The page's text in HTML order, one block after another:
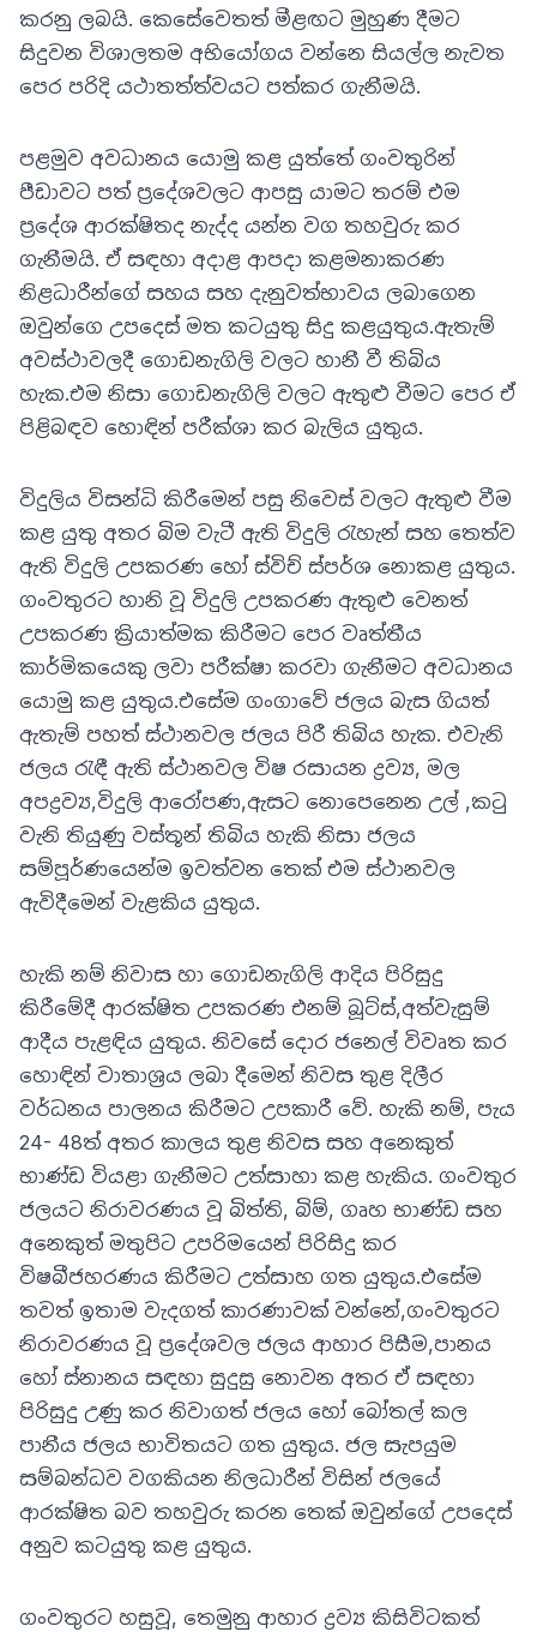
කරනු ලබයි. කෙසේවෙතත් මීළඟට මුහුණ දීමට
සිදුවන විශාලතම අභියෝගය වන්නෙ සියල්ල නැවත
පෙර පරිදි යථාතත්ත්වයට පත්කර ගැනීමයි.
පළමුව අවධානය යොමු කළ යුත්තේ ගංවතුරින්
පීඩාවට පත් ප්‍රදේශවලට ආපසු යාමට තරම් එම
ප්‍රදේශ ආරක්ෂිතද නැද්ද යන්න වග තහවුරු කර
ගැනීමයි. ඒ සඳහා අදාළ ආපදා කළමනාකරණ
නිළධාරීන්ගේ සහය සහ දැනුවත්භාවය ලබාගෙන
ඔවුන්ගෙ උපදෙස් මත කටයුතු සිදු කළයුතුය.ඇතැම්
අවස්ථාවලදී ගොඩනැගිලි වලට හානී වී තිබිය
හැක.එම නිසා ගොඩනැගිලි වලට ඇතුළු වීමට පෙර ඒ
පිළිබඳව හොඳින් පරීක්ශා කර බැලිය යුතුය.
විදුලිය විසන්ධි කිරීමෙන් පසු නිවෙස් වලට ඇතුළු වීම
කළ යුතු අතර බිම වැටී ඇති විදුලි රැහැන් සහ තෙත්ව
ඇති විදුලි උපකරණ හෝ ස්විච් ස්පර්ශ නොකළ යුතුය.
ගංවතුරට හානි වූ විදුලි උපකරණ ඇතුළු වෙනත්
උපකරණ ක්‍රියාත්මක කිරීමට පෙර වෘත්තීය
කාර්මිකයෙකු ලවා පරීක්ෂා කරවා ගැනීමට අවධානය
යොමු කළ යුතුය.එසේම ගංගාවේ ජලය බැස ගියත්
ඇතැම් පහත් ස්ථානවල ජලය පිරී තිබිය හැක. එවැනි
ජලය රැඳී ඇති ස්ථානවල විෂ රසායන ද්‍රව්‍ය, මල
අපද්‍රව්‍ය,විදුලි ආරෝපණ,ඇසට නොපෙනෙන උල් ,කටු
වැනි තියුණු වස්තූන් තිබිය හැකි නිසා ජලය
සම්පූර්ණයෙන්ම ඉවත්වන තෙක් එම ස්ථානවල
ඇවිදීමෙන් වැළකිය යුතුය.
හැකි නම් නිවාස හා ගොඩනැගිලි ආදිය පිරිසුදු
කිරීමේදී ආරක්ෂිත උපකරණ එනම් බූට්ස්,අත්වැසුම්
ආදීය පැළඳිය යුතුය. නිවසේ දොර ජනෙල් විවෘත කර
හොඳින් වාතාශ්‍රය ලබා දීමෙන් නිවස තුළ දිලීර
වර්ධනය පාලනය කිරීමට උපකාරී වේ. හැකි නම්, පැය
24- 48ත් අතර කාලය තුළ නිවස සහ අනෙකුත්
භාණ්ඩ වියළා ගැනීමට උත්සාහා කළ හැකිය. ගංවතුර
ජලයට නිරාවරණය වූ බිත්ති, බිම්, ගෘහ භාණ්ඩ සහ
අනෙකුත් මතුපිට උපරිමයෙන් පිරිසිදු කර
විෂබීජහරණය කිරීමට උත්සාහ ගත යුතුය.එසේම
තවත් ඉතාම වැදගත් කාරණාවක් වන්නේ,ගංවතුරට
නිරාවරණය වූ ප්‍රදේශවල ජලය ආහාර පිසීම,පානය
හෝ ස්නානය සඳහා සුදුසු නොවන අතර ඒ සඳහා
පිරිසුදු උණු කර නිවාගත් ජලය හෝ බෝතල් කල
පානීය ජලය භාවිතයට ගත යුතුය. ජල සැපයුම
සම්බන්ධව වගකියන නිලධාරීන් විසින් ජලයේ
ආරක්ෂිත බව තහවුරු කරන තෙක් ඔවුන්ගේ උපදෙස්
අනුව කටයුතු කළ යුතුය.
ගංවතුරට හසුවූ, තෙමුනු ආහාර ද්‍රව්‍ය කිසිවිටකත්